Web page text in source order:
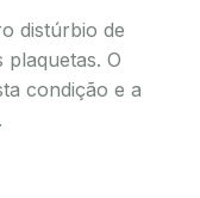
distúrbio de
O
condição e a